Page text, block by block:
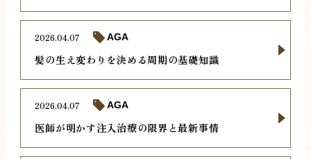
髪の生え変わりを決める周期の基礎知識
2026.04.07 AGA
医師が明かす注入治療の限界と最新事情
2026.04.07 AGA